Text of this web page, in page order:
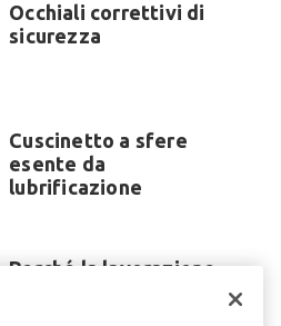
Occhiali correttivi di
sicurezza
Cuscinetto a sfere
esente da
lubrificazione
Perché la lavorazione